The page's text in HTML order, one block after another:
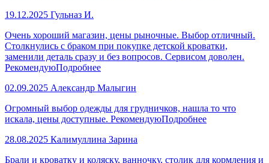
19.12.2025 Гульназ И.
Очень хороший магазин, цены рыночные. Выбор отличный.
Столкнулись с браком при покупке детской кроватки,
заменили деталь сразу и без вопросов. Сервисом доволен.
РекомендуюПодробнее
02.09.2025 Александр Малыгин
Огромный выбор одежды для грудничков, нашла то что
искала, цены доступные. РекомендуюПодробнее
28.08.2025 Калимуллина Зарина
Брали и кроватку и коляску, ванночку, столик для кормления и